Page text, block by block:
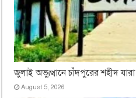
জুলাই অভ্যুত্থানে চাঁদপুরের শহীদ যারা
August 5, 2026